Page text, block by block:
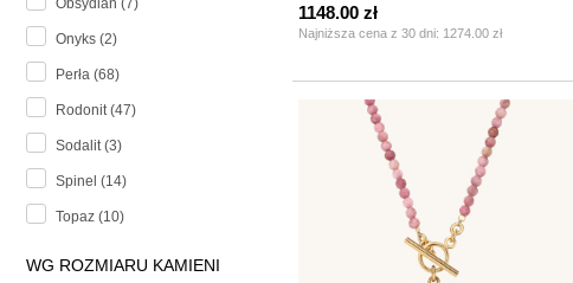
Obsydian (7)
Onyks (2)
Perła (68)
Rodonit (47)
Sodalit (3)
Spinel (14)
Topaz (10)
WG ROZMIARU KAMIENI
Najniższa cena z 30 dni: 1274.00 zł
1148.00 zł